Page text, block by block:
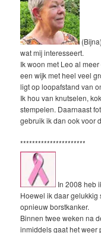
wat mij interesseert.
Ik woon met Leo al
een wijk met heel veel
ligt op loopafstand van
Ik hou van knutselen,
stempelen. Daarnaast
gebruik ik dan ook voor
**********************
In 2008 heb
Hoewel ik daar gelukkig
opnieuw borstkanker.
Binnen twee weken na
inmiddels gaat het weer